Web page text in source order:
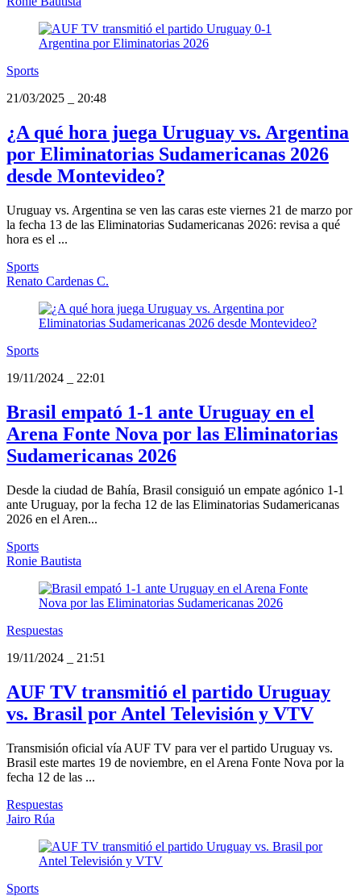
Sports
21/03/2025
20:48
¿A qué hora juega Uruguay vs. Argentina
por Eliminatorias Sudamericanas 2026
desde Montevideo?
Uruguay vs. Argentina se ven las caras este viernes 21 de marzo por
la fecha 13 de las Eliminatorias Sudamericanas 2026: revisa a qué
hora es el ...
Sports
Renato Cardenas C.
Sports
19/11/2024
22:01
Brasil empató 1-1 ante Uruguay en el
Arena Fonte Nova por las Eliminatorias
Sudamericanas 2026
Desde la ciudad de Bahía, Brasil consiguió un empate agónico 1-1
ante Uruguay, por la fecha 12 de las Eliminatorias Sudamericanas
2026 en el Aren...
Sports
Ronie Bautista
Respuestas
19/11/2024
21:51
AUF TV transmitió el partido Uruguay
vs. Brasil por Antel Televisión y VTV
Transmisión oficial vía AUF TV para ver el partido Uruguay vs.
Brasil este martes 19 de noviembre, en el Arena Fonte Nova por la
fecha 12 de las ...
Respuestas
Jairo Rúa
Sports